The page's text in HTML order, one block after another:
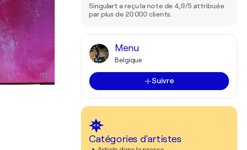
Singulart a reçu la note de 4,9/5 attribuée
par plus de 20 000 clients.
Menu
Belgique
Suivre
Catégories d'artistes